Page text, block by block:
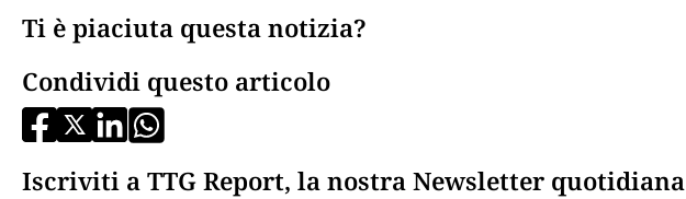
Ti è piaciuta questa notizia?
Condividi questo articolo
Iscriviti a TTG Report, la nostra Newsletter quotidiana